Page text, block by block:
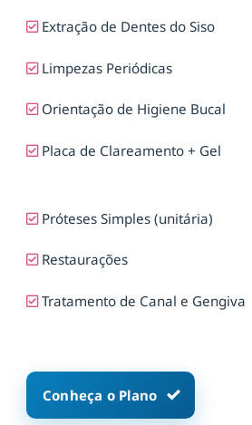
Extração de Dentes do Siso
Limpezas Periódicas
Orientação de Higiene Bucal
Placa de Clareamento + Gel
Próteses Simples (unitária)
Restaurações
Tratamento de Canal e Gengiva
Conheça o Plano